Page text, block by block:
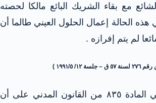
مع بقاء الشريك البائع مالكا لحصته
هذه الحالة إعمال الحلول العيني طالما أن
لم يتم إفرازه .
– جلسة ١٢/ ١٩٩١/٥ )
وأن مؤدى النص في المادة ۸۳٥ من القانون المدني على أن